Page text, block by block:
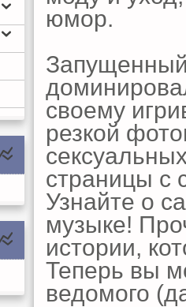
юмор.
Запущенный
своему
резкой
страницы с
Узнайте о
музыке!
истории,
Теперь вы
ведомого